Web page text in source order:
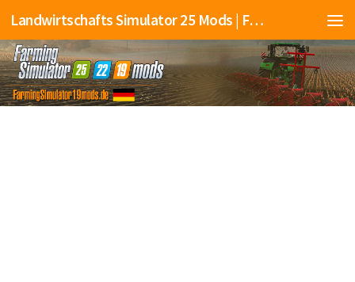
Landwirtschafts Simulator 25 Mods | Farming Simulator 25 Mods | FS25 Mods